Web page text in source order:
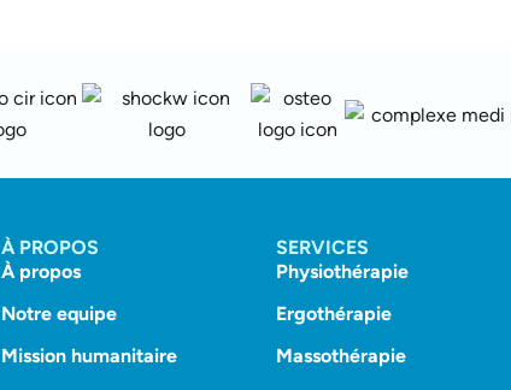
À PROPOS
À propos
Notre equipe
Mission humanitaire
SERVICES
Physiothérapie
Ergothérapie
Massothérapie